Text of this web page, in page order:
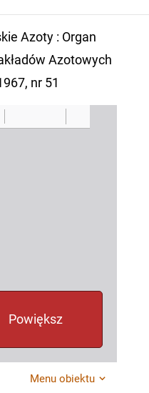
Azoty : Organ
Azotowych
nr 51
Powiększ
Menu obiektu